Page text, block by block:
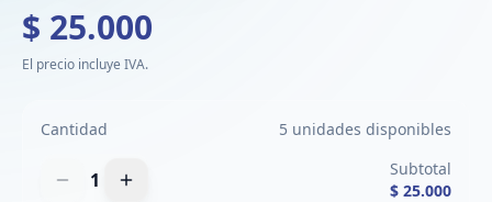
$ 25.000
El precio incluye IVA.
Cantidad 5 unidades disponibles
1
Subtotal
$ 25.000